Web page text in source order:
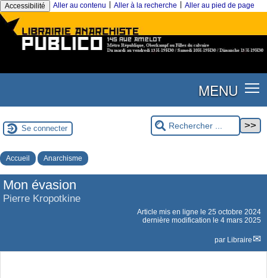
Accessibilité Aller au contenu Aller à la recherche Aller au pied de page
MENU
Se connecter
Accueil Anarchisme
Mon évasion
Pierre Kropotkine
Article mis en ligne le 25 octobre 2024
dernière modification le 4 mars 2025
par Libraire